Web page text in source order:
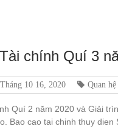
chính Quí 3
Tháng 10 16, 2020 Quan
Quí 2 năm 2020 và Giải
Bao cao tai chinh thuy dien